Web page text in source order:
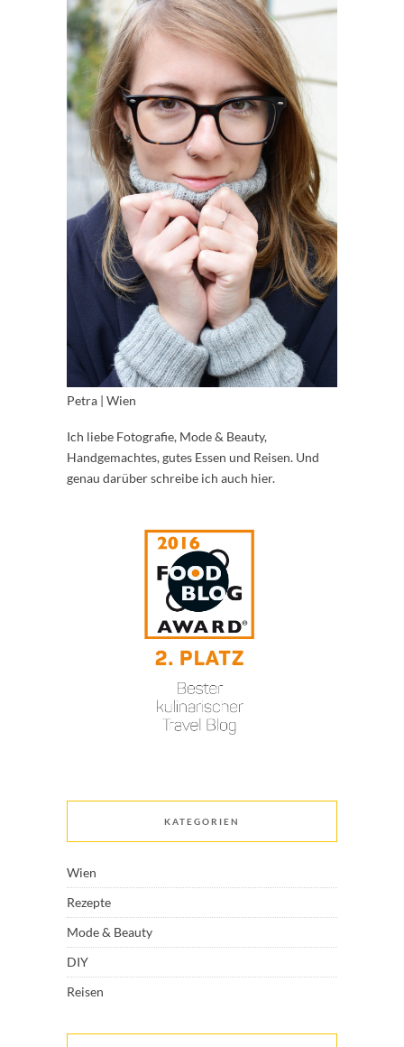
Petra | Wien
Ich liebe Fotografie, Mode & Beauty,
Handgemachtes, gutes Essen und Reisen. Und
genau darüber schreibe ich auch hier.
KATEGORIEN
Wien
Rezepte
Mode & Beauty
DIY
Reisen